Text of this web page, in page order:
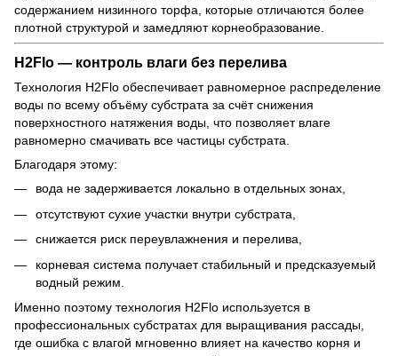
содержанием низинного торфа, которые отличаются более
плотной структурой и замедляют корнеобразование.
H2Flo — контроль влаги без перелива
Технология H2Flo обеспечивает равномерное распределение
воды по всему объёму субстрата за счёт снижения
поверхностного натяжения воды, что позволяет влаге
равномерно смачивать все частицы субстрата.
Благодаря этому:
вода не задерживается локально в отдельных зонах,
отсутствуют сухие участки внутри субстрата,
снижается риск переувлажнения и перелива,
корневая система получает стабильный и предсказуемый
водный режим.
Именно поэтому технология H2Flo используется в
профессиональных субстратах для выращивания рассады,
где ошибка с влагой мгновенно влияет на качество корня и